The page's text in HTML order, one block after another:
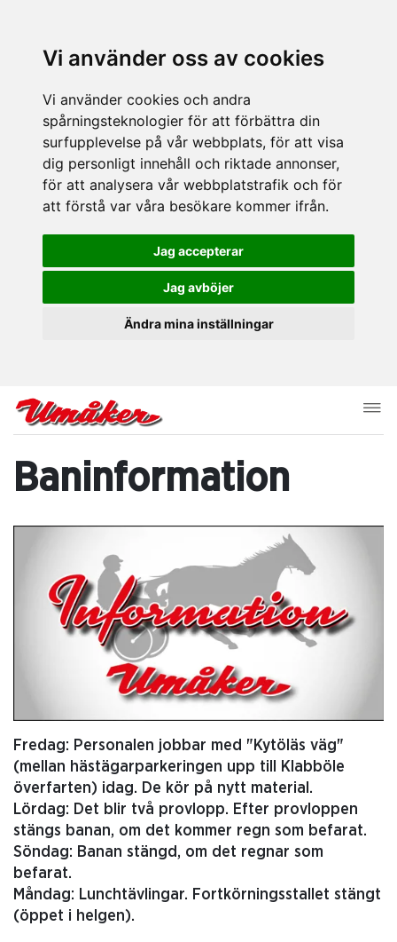
Vi använder oss av cookies
Vi använder cookies och andra
spårningsteknologier för att förbättra din
surfupplevelse på vår webbplats, för att visa
dig personligt innehåll och riktade annonser,
för att analysera vår webbplatstrafik och för
att förstå var våra besökare kommer ifrån.
Jag accepterar
Jag avböjer
Ändra mina inställningar
Baninformation
Fredag: Personalen jobbar med "Kytöläs väg"
(mellan hästägarparkeringen upp till Klabböle
överfarten) idag. De kör på nytt material.
Lördag: Det blir två provlopp. Efter provloppen
stängs banan, om det kommer regn som befarat.
Söndag: Banan stängd, om det regnar som
befarat.
Måndag: Lunchtävlingar. Fortkörningsstallet stängt
(öppet i helgen).